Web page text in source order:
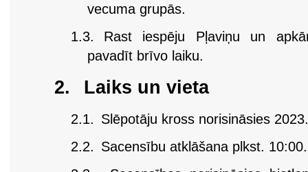
vecuma grupās.
1.3.
Rast iespēju Pļaviņu un
pavadīt brīvo laiku.
2. Laiks un vieta
2.1. Slēpotāju kross norisināsies
2.2. Sacensību atklāšana plkst. 10:00.